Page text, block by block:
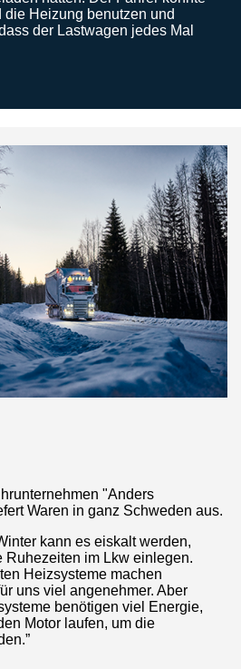
Heizung benutzen und
der Lastwagen jedes Mal
"Anders
Waren in ganz Schweden aus.
kann es eiskalt werden,
Ruhezeiten im Lkw einlegen.
Heizsysteme machen
uns viel angenehmer. Aber
benötigen viel Energie,
Motor laufen, um die